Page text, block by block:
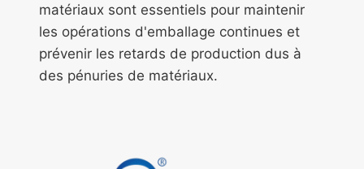
matériaux sont essentiels pour maintenir
les opérations d'emballage continues et
prévenir les retards de production dus à
des pénuries de matériaux.